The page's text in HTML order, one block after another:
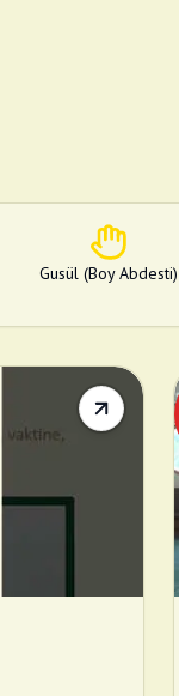
Gusül (Boy Abdesti)